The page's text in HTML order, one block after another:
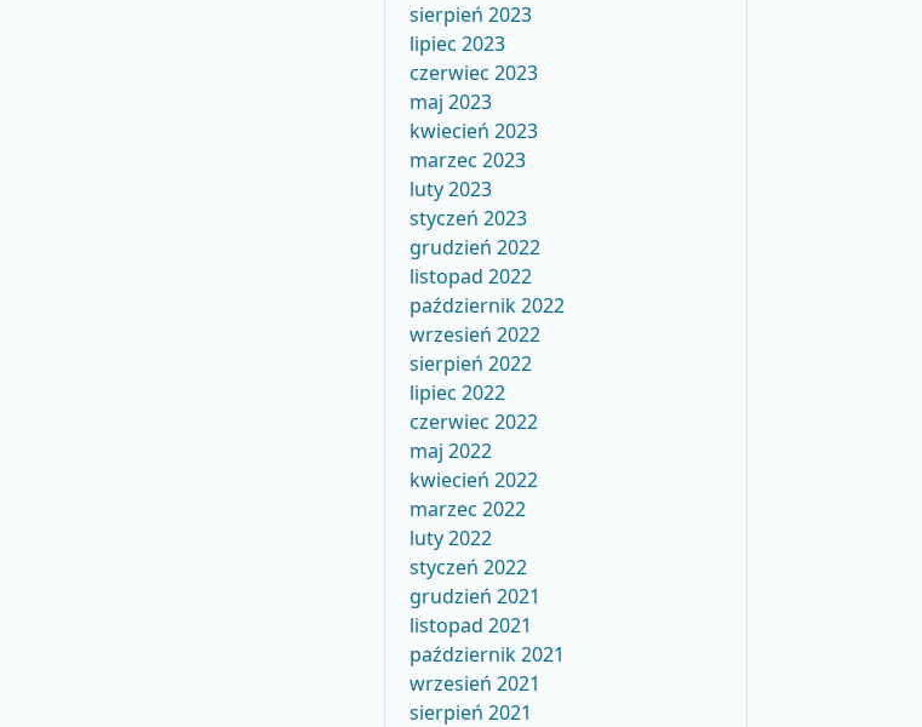
sierpień 2023
lipiec 2023
czerwiec 2023
maj 2023
kwiecień 2023
marzec 2023
luty 2023
styczeń 2023
grudzień 2022
listopad 2022
październik 2022
wrzesień 2022
sierpień 2022
lipiec 2022
czerwiec 2022
maj 2022
kwiecień 2022
marzec 2022
luty 2022
styczeń 2022
grudzień 2021
listopad 2021
październik 2021
wrzesień 2021
sierpień 2021